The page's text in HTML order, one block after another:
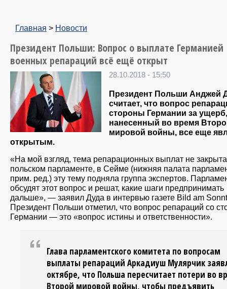
Главная > Новости
Президент Польши: Вопрос о выплате Германией
военных репараций всё ещё открыт
28.10.2018 - 15:50
Президент Польши Анджей
считает, что вопрос
стороны Германии за ущерб,
нанесенный во время
мировой войны, все еще
открытым.
«На мой взгляд, тема репарационных выплат не
польском парламенте, в Сейме (нижняя палата
прим. ред.) эту тему подняла группа экспертов.
обсудят этот вопрос и решат, какие шаги предпринимать
дальше», — заявил Дуда в интервью газете Bild am
Президент Польши отметил, что вопрос репараций со
Германии — это «вопрос истины и ответственности».
Глава парламентского комитета по вопросам
выплаты репараций Аркадиуш Мулярчик
октябре, что Польша пересчитает потери во
Второй мировой войны, чтобы предъявить